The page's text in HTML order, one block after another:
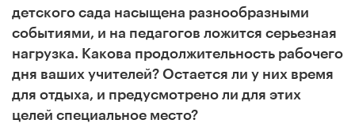
детского сада насыщена разнообразными
событиями, и на педагогов ложится серьезная
нагрузка. Какова продолжительность рабочего
дня ваших учителей? Остается ли у них время
для отдыха, и предусмотрено ли для этих
целей специальное место?